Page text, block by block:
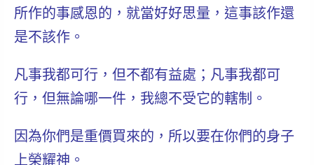
所作的事感恩的，就當好好思量，這事該作還
是不該作。
凡事我都可行，但不都有益處；凡事我都可
行，但無論哪一件，我總不受它的轄制。
因為你們是重價買來的，所以要在你們的身子
上榮耀神。